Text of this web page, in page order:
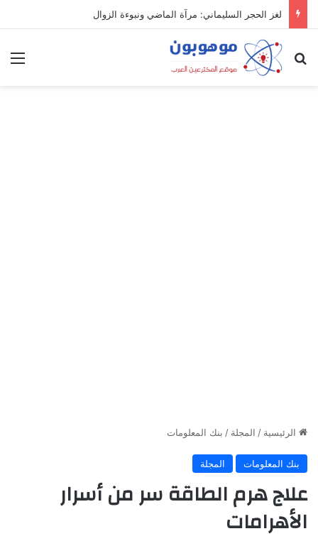
لغز الحجر السليماني: مرآة الماضي ونبوءة الزوال
بحث عن
الرئيسية / المجلة / بنك المعلومات
بنك المعلومات المجلة
علاج هرم الطاقة سر من أسرار
الأهرامات